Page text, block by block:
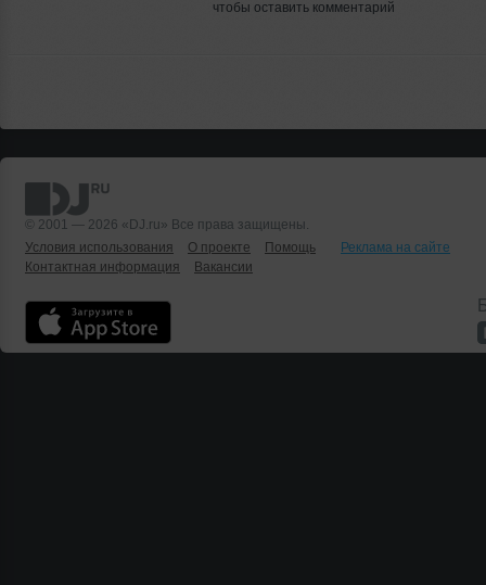
чтобы оставить комментарий
© 2001 — 2026 «DJ.ru» Все права защищены.
Условия использования
О проекте Помощь
Реклама на сайте
Контактная информация
Вакансии